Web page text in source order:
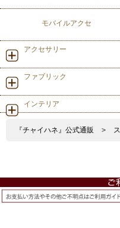
モバイルアクセ
アクセサリー
ファブリック
インテリア
『チャイハネ』公式通販 >